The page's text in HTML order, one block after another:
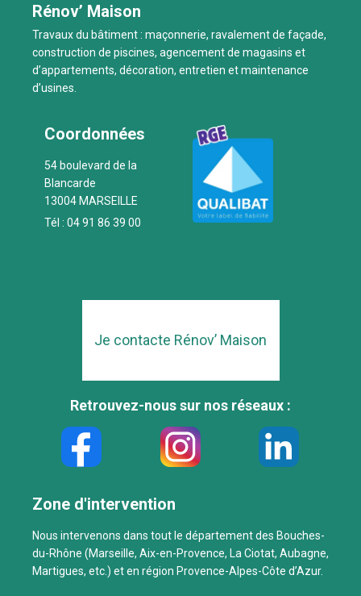
Rénov’ Maison
Travaux du bâtiment : maçonnerie, ravalement de façade,
construction de piscines, agencement de magasins et
d’appartements, décoration, entretien et maintenance
d’usines.
Coordonnées
54 boulevard de la
Blancarde
13004 MARSEILLE
Tél : 04 91 86 39 00
Je contacte Rénov’ Maison
Retrouvez-nous sur nos réseaux :
Zone d'intervention
Nous intervenons dans tout le département des Bouches-
du-Rhône (Marseille, Aix-en-Provence, La Ciotat, Aubagne,
Martigues, etc.) et en région Provence-Alpes-Côte d’Azur.